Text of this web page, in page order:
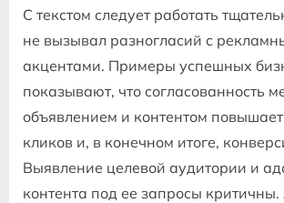
С текстом следует работать
не вызывал разногласий с
акцентами. Примеры успешных
показывают, что согласованность
объявлением и контентом повышает
кликов и, в конечном итоге,
Выявление целевой аудитории и
контента под ее запросы